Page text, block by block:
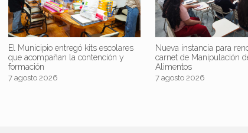
El Municipio entregó kits escolares
que acompañan la contención y
formación
7 agosto 2026
Nueva instancia para
carnet de Manipulación
Alimentos
7 agosto 2026